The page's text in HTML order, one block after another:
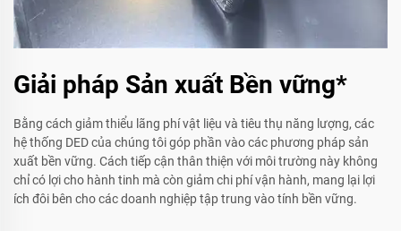
Giải pháp Sản xuất Bền vững*
Bằng cách giảm thiểu lãng phí vật liệu và tiêu thụ năng lượng, các
hệ thống DED của chúng tôi góp phần vào các phương pháp sản
xuất bền vững. Cách tiếp cận thân thiện với môi trường này không
chỉ có lợi cho hành tinh mà còn giảm chi phí vận hành, mang lại lợi
ích đôi bên cho các doanh nghiệp tập trung vào tính bền vững.